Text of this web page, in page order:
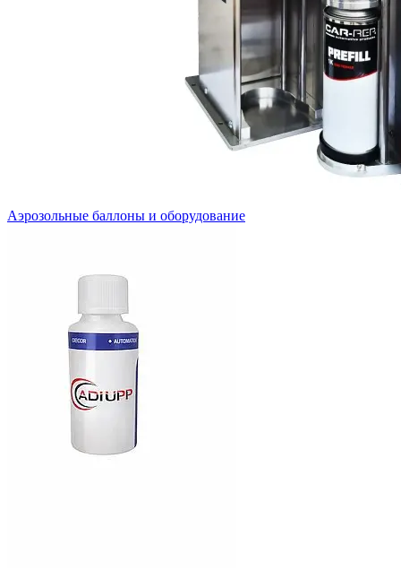
Аэрозольные баллоны и оборудование